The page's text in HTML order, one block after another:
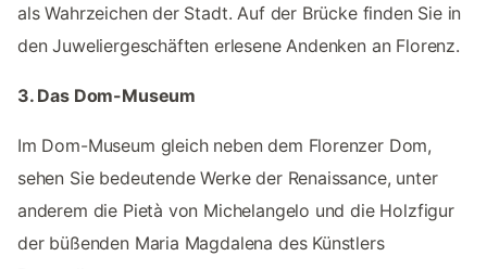
als Wahrzeichen der Stadt. Auf der Brücke finden Sie in
den Juweliergeschäften erlesene Andenken an Florenz.
3. Das Dom-Museum
Im Dom-Museum gleich neben dem Florenzer Dom,
sehen Sie bedeutende Werke der Renaissance, unter
anderem die Pietà von Michelangelo und die Holzfigur
der büßenden Maria Magdalena des Künstlers